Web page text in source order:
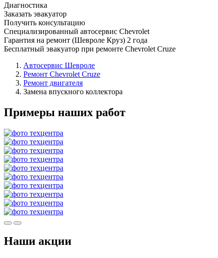
Диагностика
Заказать эвакуатор
Получить консультацию
Специализированный автосервис Chevrolet
Гарантия на ремонт (Шевроле Круз) 2 года
Бесплатный эвакуатор при ремонте Chevrolet Cruze
Автосервис Шевроле
Ремонт Chevrolet Cruze
Ремонт двигателя
Замена впускного коллектора
Примеры наших работ
Наши акции